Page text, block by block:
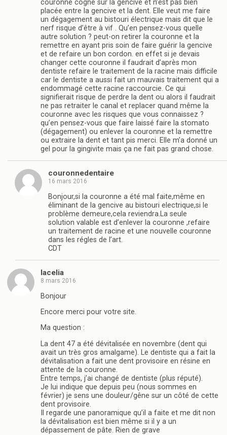
couronne cogne sur la gencive et n’est pas bien
placée entre la gencive et la dent. Elle veut me faire
un dégagement au bistouri électrique mais dit que le
nerf risque d’être à vif . Qu’en pensez-vous quelle
autre solution ? peut-on retirer la couronne et la
remettre en ayant pris soin de faire guérir la gencive
et de refaire un bon cordon. en effet si je devais
changer cette couronne il faudrait d’après mon
dentiste refaire le traitement de la racine mais difficile
car le dentiste a aussi fait un mauvais traitement qui a
endommagé cette racine raccourcie. Ce qui
signifierait risque de perdre la dent ou alors il faudrait
ne pas retraiter le canal et replacer quand même la
couronne avec les risques que vous connaissez ?
qu’en pensez-vous que faire laissé faire la stomato
(dégagement) ou enlever la couronne et la remettre
ou extraire la dent et tant pis merci. Elle m’a donné un
gel pour la gingivite mais ça ne fait pas grand chose.
couronnedentaire
16 mars 2016
Bonjour,si la couronne a été mal faite,même en
éliminant de la gencive au bistouri electrique,si le
problème demeure,cela reviendra.La seule
solution valable est d’enlever la couronne ,refaire
un traitement de racine et une nouvelle couronne
dans les régles de l’art.
CDT
lacelia
8 mars 2016
Bonjour
Encore merci pour votre site.
Ma question :
La dent 47 a été dévitalisée en novembre (dent qui
avait un très gros amalgame). Le dentiste qui a fait la
dévitalisation a fait une dent provisoire en résine en
attente de la couronne.
Entre temps, j’ai changé de dentiste (plus réputé).
Je lui indique que depuis peu (nous sommes en
février) je sens une douleur/gêne sur un côté de cette
dent provisoire.
Il regarde une panoramique qu’il a faite et me dit non
la dévitalisation est bien même si il y a un
dépassement de pâte. Rien de grave